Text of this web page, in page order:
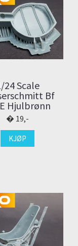
24 Scale
Bf
Hjulbrønn
19,-
KJØP